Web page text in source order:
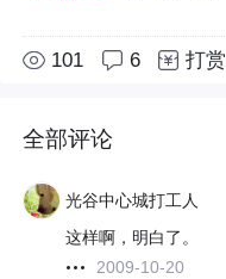
101 6 打赏
全部评论
光谷中心城打工人
这样啊，明白了。
2009-10-20